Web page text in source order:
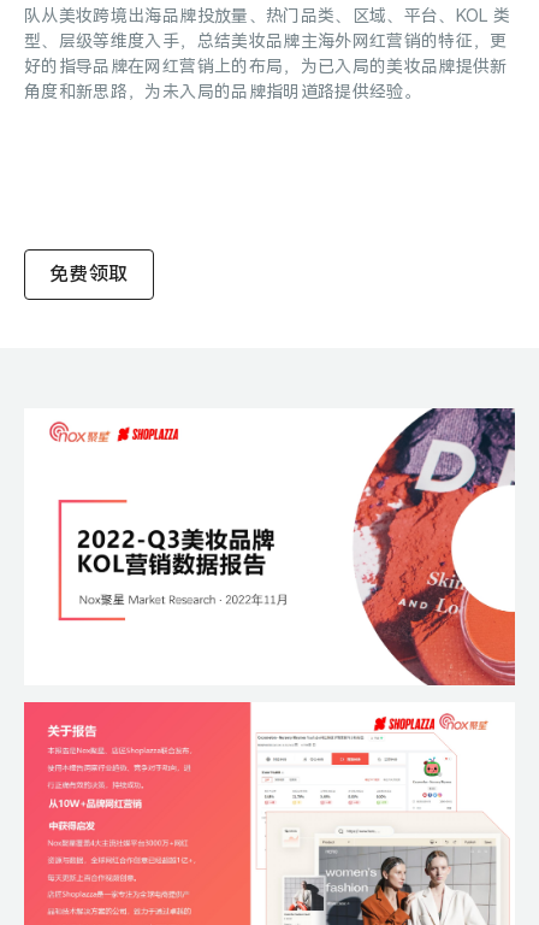
队从美妆跨境出海品牌投放量、热门品类、区域、平台、KOL 类
型、层级等维度入手，总结美妆品牌主海外网红营销的特征，更
好的指导品牌在网红营销上的布局，为已入局的美妆品牌提供新
角度和新思路，为未入局的品牌指明道路提供经验。
免费领取